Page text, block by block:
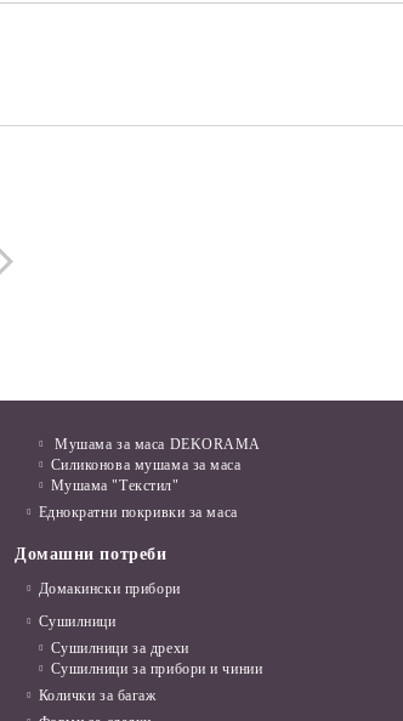
Мушама за маса DEKORAMA
Силиконова мушама за маса
Мушама "Текстил"
Еднократни покривки за маса
Домашни потреби
Домакински прибори
Сушилници
Сушилници за дрехи
Сушилници за прибори и чинии
Колички за багаж